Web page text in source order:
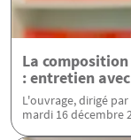
La
: entretien
L'ouvrage, dirigé
mardi 16 décembre